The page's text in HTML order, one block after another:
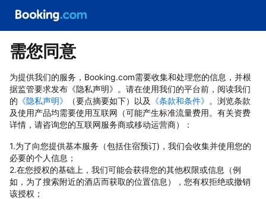
需您同意
为提供我们的服务，Booking.com需要收集和处理您的信息，并根
据监管要求发布《隐私声明》。请在使用我们的平台前，阅读我们
的 《隐私声明》 （要点摘要如下）以及 《条款和条件》 。浏览条款
及使用产品均需要使用互联网（可能产生标准流量费用。有关资费
详情，请咨询您的互联网服务商或移动运营商）：
1.为了向您提供基本服务（包括住宿预订)，我们会收集并使用您的
必要的个人信息；
2.在您授权的基础上，我们可能会获得您的其他权限或信息（例
如，为了搜索附近的酒店而获取的位置信息），您有权拒绝或撤销
该授权；